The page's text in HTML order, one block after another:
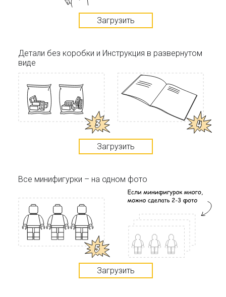
Загрузить
Детали без коробки и Инструкция в развернутом
виде
Загрузить
Все минифигурки – на одном фото
Загрузить